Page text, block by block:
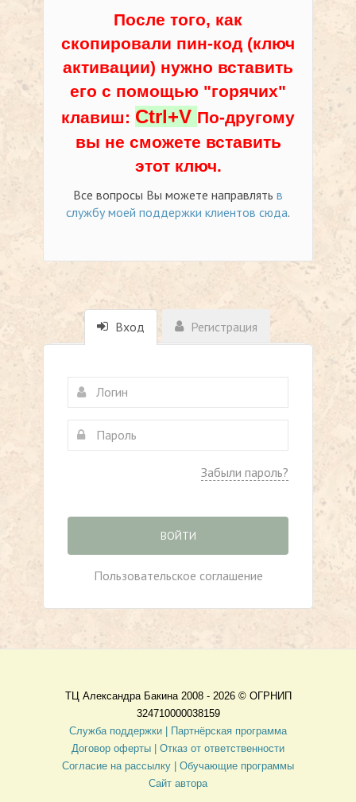
После того, как
скопировали пин-код (ключ
активации) нужно вставить
его с помощью "горячих"
клавиш: Ctrl+V По-другому
вы не сможете вставить
этот ключ.
Все вопросы Вы можете направлять в
службу моей поддержки клиентов сюда.
Вход Регистрация
Забыли пароль?
ВОЙТИ
Пользовательское соглашение
ТЦ Александра Бакина 2008 - 2026 © ОГРНИП
324710000038159
Служба поддержки |
Партнёрская программа
Договор оферты
| Отказ от ответственности
Согласие на рассылку | Обучающие программы
Сайт автора